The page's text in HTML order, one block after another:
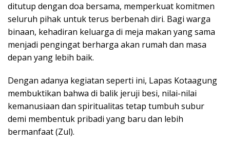
ditutup dengan doa bersama, memperkuat komitmen
seluruh pihak untuk terus berbenah diri. Bagi warga
binaan, kehadiran keluarga di meja makan yang sama
menjadi pengingat berharga akan rumah dan masa
depan yang lebih baik.
​Dengan adanya kegiatan seperti ini, Lapas Kotaagung
membuktikan bahwa di balik jeruji besi, nilai-nilai
kemanusiaan dan spiritualitas tetap tumbuh subur
demi membentuk pribadi yang baru dan lebih
bermanfaat (Zul).